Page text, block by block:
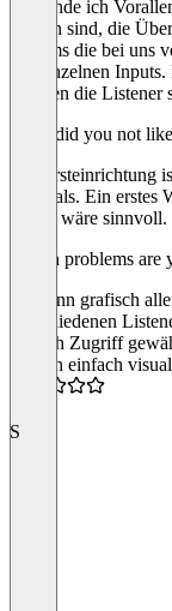
Gut finde ich
Zahlen sind, die
Streams die bei
der einzelnen
Quellen die Listener
What did you not
Die Ersteinrichtung
Tutorials. Ein
Inputs wäre sinnvoll.
Which problems
Ich kann grafisch
verschiedenen
einfach Zugriff
“Daten einfach
S